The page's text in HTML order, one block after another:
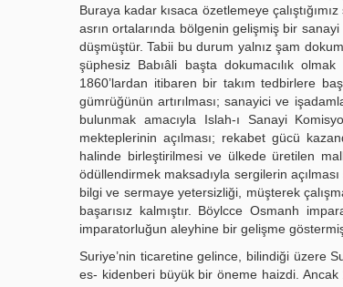
Buraya kadar kısaca özetlemeye
asrın ortalarında bölgenin gelişmiş bir sanayi
düşmüştür. Tabii bu durum yalnız şam
şüphesiz Babıâli başta dokumacılık
1860’lardan itibaren bir takım tedbirlere
gümrüğünün artırılması; sanayici ve
bulunmak amacıyla Islah-ı Sanayi
mekteplerinin açılması; rekabet gücü
halinde birleştirilmesi ve ülkede üretilen
ödüllendirmek maksadıyla sergilerin
bilgi ve sermaye yetersizliği, müşterek
başarısız kalmıştır. Böylcce Osmanh
imparatorluğun aleyhine bir gelişme
Suriye’nin ticaretine gelince, bilindiği üzere
es- kidenberi büyük bir öneme haizdi. Ancak